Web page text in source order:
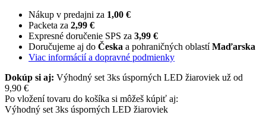
Nákup v predajni za 1,00 €
Packeta za 2,99 €
Expresné doručenie SPS za 3,99 €
Doručujeme aj do Česka a pohraničných oblastíMaďarska
Viac informácií a dopravné podmienky
Dokúp si aj: Výhodný set 3ks úsporných LED žiaroviek už od
9,90 €
Po vložení tovaru do košíka si môžeš kúpiť aj:
Výhodný set 3ks úsporných LED žiaroviek